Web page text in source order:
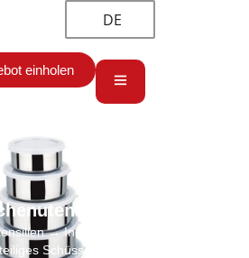
DE
einholen
→ Individuelles Edelstahl-
Schüsselset mit PVC-Deckeln